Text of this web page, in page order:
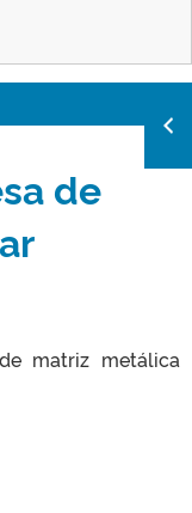
de
matriz metálica